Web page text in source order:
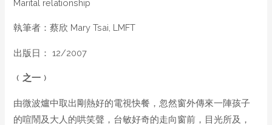
Marital relationship
執筆者：蔡欣 Mary Tsai, LMFT
出版日： 12/2007
﹙之一﹚
由微波爐中取出剛熱好的電視快餐，忽然窗外傳來一陣孩子
的喧鬧及大人的哄笑聲，台敏好奇的走向窗前，目光所及，